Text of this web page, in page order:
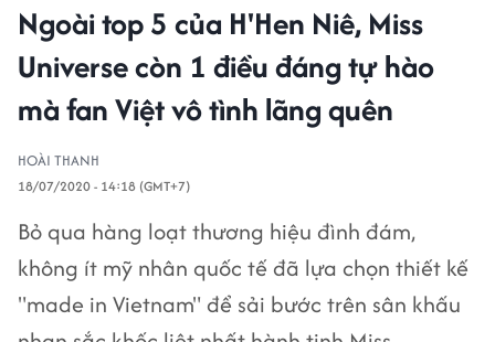
Ngoài top 5 của H'Hen Niê, Miss
Universe còn 1 điều đáng tự hào
mà fan Việt vô tình lãng quên
HOÀI THANH
18/07/2020 - 14:18 (GMT+7)
Bỏ qua hàng loạt thương hiệu đình đám,
không ít mỹ nhân quốc tế đã lựa chọn thiết kế
"made in Vietnam" để sải bước trên sân khấu